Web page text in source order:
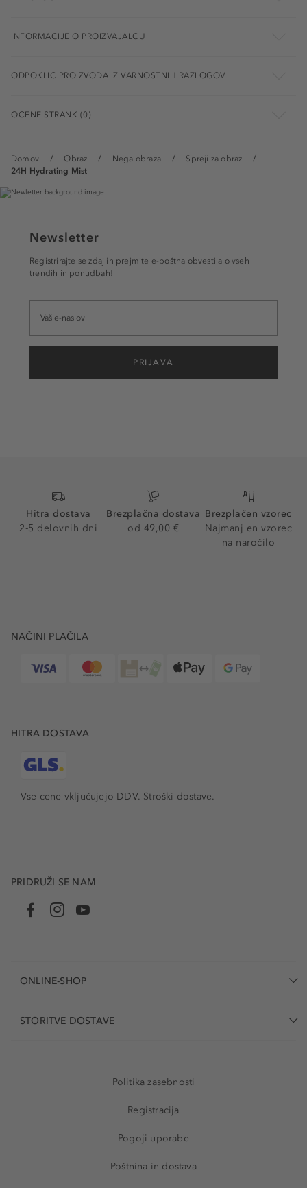
Domov Obraz Nega obraza
Spreji za obraz
24H Hydrating Mist
INFORMACIJE O PROIZVAJALCU
ODPOKLIC PROIZVODA IZ VARNOSTNIH RAZLOGOV
OCENE STRANK (0)
Newsletter
Registrirajte se zdaj in prejmite e-poštna obvestila o vseh
trendih in ponudbah!
PRIJAVA
Hitra dostava
2-5 delovnih dni
Brezplačna dostava
od 49,00 €
Brezplačen vzorec
Najmanj en vzorec
na naročilo
NAČINI PLAČILA
HITRA DOSTAVA
Vse cene vključujejo DDV. Stroški dostave.
PRIDRUŽI SE NAM
ONLINE-SHOP
STORITVE DOSTAVE
Politika zasebnosti
Registracija
Pogoji uporabe
Poštnina in dostava